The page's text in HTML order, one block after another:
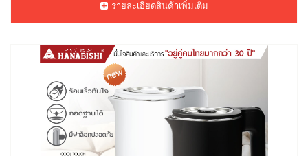
รายละเอียดสินค้าเพิ่มเติม